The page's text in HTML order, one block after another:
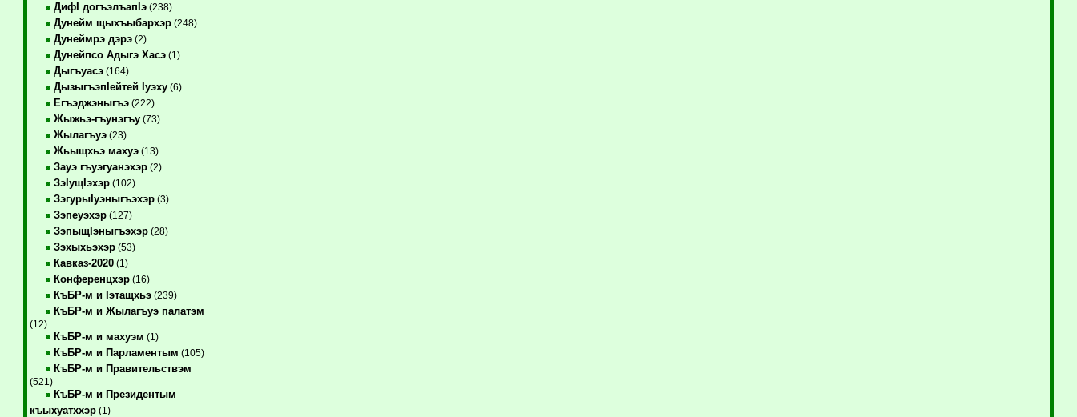
ДифI догъэлъапIэ(238)
Дунейм щыхъыбархэр(248)
Дунеймрэ дэрэ(2)
Дунейпсо Адыгэ Хасэ(1)
Дыгъуасэ(164)
ДызыгъэпIейтей Iуэху(6)
Егъэджэныгъэ(222)
Жыжьэ-гъунэгъу(73)
Жылагъуэ(23)
Жьыщхьэ махуэ(13)
Зауэ гъуэгуанэхэр(2)
ЗэIущIэхэр(102)
ЗэгурыIуэныгъэхэр(3)
Зэпеуэхэр(127)
ЗэпыщIэныгъэхэр(28)
Зэхыхьэхэр(53)
Кавказ-2020(1)
Конференцхэр(16)
КъБР-м и Iэтащхьэ(239)
КъБР-м и Жылагъуэ палатэм
(12)
КъБР-м и махуэм (1)
КъБР-м и Парламентым (105)
КъБР-м и Правительствэм
(521)
КъБР-м и Президентым
къыхуатххэр(1)